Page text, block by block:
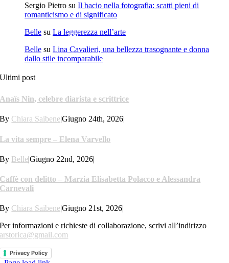
Sergio Pietro su Il bacio nella fotografia: scatti pieni di
romanticismo e di significato
Belle su La leggerezza nell’arte
Belle su Lina Cavalieri, una bellezza trasognante e donna
dallo stile incomparabile
Ultimi post
Anaïs Nin, celebre diarista e scrittrice
By Chiara Saibene|Giugno 24th, 2026|
La vita sempre – Elena Varvello
By Belle|Giugno 22nd, 2026|
Caffè con delitto – Marzia Elisabetta Polacco e Alessandra
Carnevali
By Chiara Saibene|Giugno 21st, 2026
Per informazioni e richieste di collaborazione, scrivi all’indirizzo
arstorica@gmail.com
Privacy Policy